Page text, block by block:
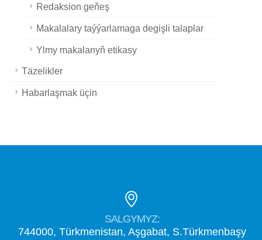
Redaksion geňeş
Makalalary taýýarlamaga degişli talaplar
Ylmy makalanyň etikasy
Täzelikler
Habarlaşmak üçin
SALGYMYZ:
744000, Türkmenistan, Aşgabat, S.Türkmenbaşy